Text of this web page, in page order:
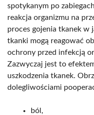
spotykanym po
reakcja organizmu na
proces gojenia tkanek w
tkanki mogą reagować
ochrony przed infekcją
Zazwyczaj jest to
uszkodzenia tkanek.
dolegliwościami
ból,